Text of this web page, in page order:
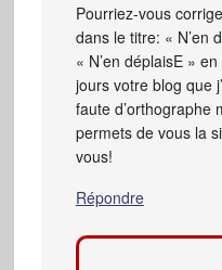
Pourriez-vous
dans le titre: « N’en
« N’en déplaisE »
jours votre blog que
faute d’orthographe
permets de vous la
vous!
Répondre